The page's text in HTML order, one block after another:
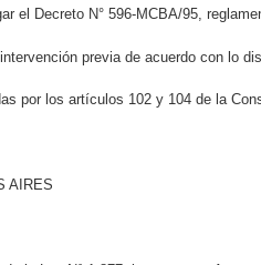
el Decreto N° 596-MCBA/95,
previa de acuerdo con lo
por los artículos 102 y 104 de la
AIRES